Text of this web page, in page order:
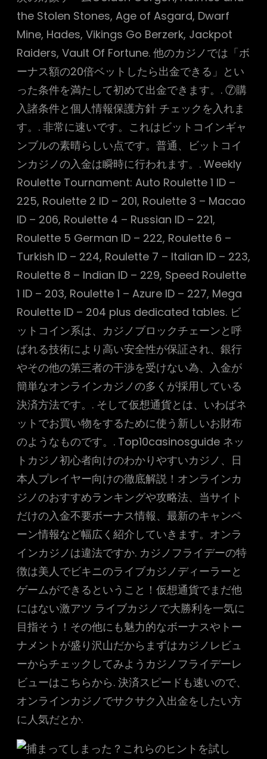
the Stolen Stones, Age of Asgard, Dwarf
Mine, Hades, Vikings Go Berzerk, Jackpot
Raiders, Vault Of Fortune. 他のカジノでは「ボ
ーナス額の20倍ベットしたら出金できる」とい
った条件を満たして初めて出金できます。. ⑦購
入諸条件と個人情報保護方針 チェックを入れま
す。. 非常に速いです。これはビットコインギャ
ンブルの素晴らしい点です。普通、ビットコイ
ンカジノの入金は瞬時に行われます。. Weekly
Roulette Tournament: Auto Roulette 1 ID –
225, Roulette 2 ID – 201, Roulette 3 – Macao
ID – 206, Roulette 4 – Russian ID – 221,
Roulette 5 German ID – 222, Roulette 6 –
Turkish ID – 224, Roulette 7 – Italian ID – 223,
Roulette 8 – Indian ID – 229, Speed Roulette
1 ID – 203, Roulette 1 – Azure ID – 227, Mega
Roulette ID – 204 plus dedicated tables. ビ
ットコイン系は、カジノブロックチェーンと呼
ばれる技術により高い安全性が保証され、銀行
やその他の第三者の干渉を受けない為、入金が
簡単なオンラインカジノの多くが採用している
決済方法です。. そして仮想通貨とは、いわばネ
ットでお買い物をするために使う新しいお財布
のようなものです。. Top10casinosguide ネッ
トカジノ初心者向けのわかりやすいカジノ、日
本人プレイヤー向けの徹底解説！オンラインカ
ジノのおすすめランキングや攻略法、当サイト
だけの入金不要ボーナス情報、最新のキャンペ
ーン情報など幅広く紹介していきます。オンラ
インカジノは違法ですか. カジノフライデーの特
徴は美人でビキニのライブカジノディーラーと
ゲームができるということ！仮想通貨でまだ他
にはない激アツ ライブカジノで大勝利を一気に
目指そう！その他にも魅力的なボーナスやトー
ナメントが盛り沢山だからまずはカジノレビュ
ーからチェックしてみようカジノフライデーレ
ビューはこちらから. 決済スピードも速いので、
オンラインカジノでサクサク入出金をしたい方
に人気だとか.